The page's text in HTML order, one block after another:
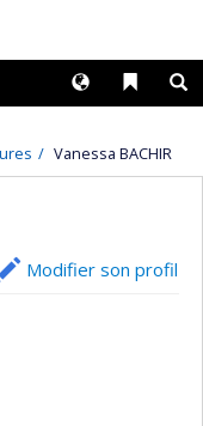
Liens
Langues
Vanessa BACHIR
Modifier son profil